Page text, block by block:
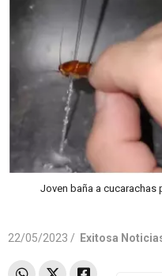
Joven baña a cucarachas
22/05/2023 / Exitosa